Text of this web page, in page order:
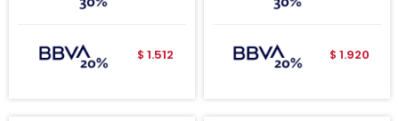
$ 1.512 $ 1.920